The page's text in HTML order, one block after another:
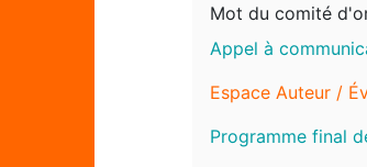
Mot du comité
Appel à
Espace Auteur /
Programme final